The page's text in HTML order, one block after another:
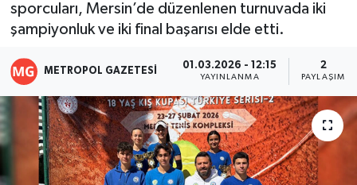
sporcuları, Mersin’de düzenlenen turnuvada iki
şampiyonluk ve iki final başarısı elde etti.
METROPOL GAZETESI 01.03.2026 - 12:15
YAYINLANMA
2
PAYLAŞIM